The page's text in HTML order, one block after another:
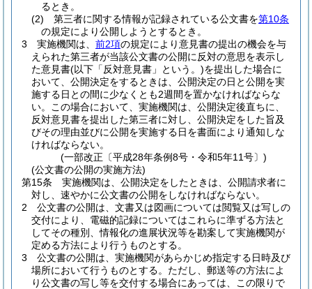
るとき。
(2)
第三者に関する情報が記録されている公文書を第10条
の規定により公開しようとするとき。
3
実施機関は、 前2項の規定により意見書の提出の機会を与
えられた第三者が当該公文書の公開に反対の意思を表示し
た意見書(以下「反対意見書」という。)を提出した場合に
おいて、公開決定をするときは、公開決定の日と公開を実
施する日との間に少なくとも2週間を置かなければならな
い。
この場合において、実施機関は、公開決定後直ちに、
反対意見書を提出した第三者に対し、公開決定をした旨及
びその理由並びに公開を実施する日を書面により通知しな
ければならない。
(一部改正〔平成28年条例8号・令和5年11号〕)
(公文書の公開の実施方法)
第15条
実施機関は、公開決定をしたときは、公開請求者に
対し、速やかに公文書の公開をしなければならない。
2
公文書の公開は、文書又は図画については閲覧又は写しの
交付により、電磁的記録についてはこれらに準ずる方法と
してその種別、情報化の進展状況等を勘案して実施機関が
定める方法により行うものとする。
3
公文書の公開は、実施機関があらかじめ指定する日時及び
場所において行うものとする。 ただし、郵送等の方法によ
り公文書の写し等を交付する場合にあっては、この限りで